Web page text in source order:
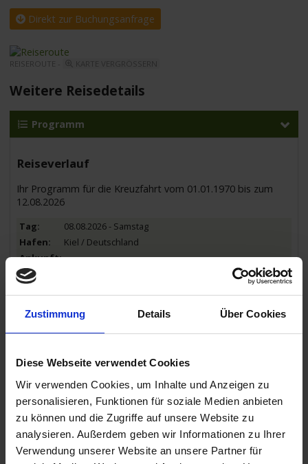
Zustimmung Details Über Cookies
Diese Webseite verwendet Cookies
Wir verwenden Cookies, um Inhalte und Anzeigen zu
personalisieren, Funktionen für soziale Medien anbieten
zu können und die Zugriffe auf unsere Website zu
analysieren. Außerdem geben wir Informationen zu Ihrer
Verwendung unserer Website an unsere Partner für
Direkt zur Buchungsanfrage
REISEROUTE -
Weitere Reisedetails
Programm
Reiseverlauf
Ihr Programm für die Kreuzfahrt vom 01.01.1970 bis zum
12.08.2026
08.08.2026 - Samstag
Kiel / Deutschland
Oslo / Norwegen
10.00 Uhr
18.00 Uhr
11.08.2026 - Dienstag
Skagen / Dänemark
08.00 Uhr